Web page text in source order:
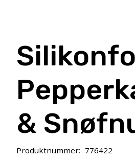
&
Produktnummer: 776422